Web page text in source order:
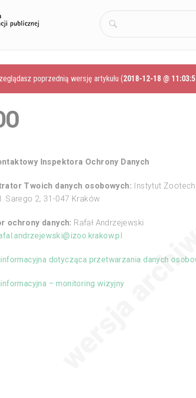
Szukaj:
poprzednią wersję artykułu (2018-12-18 @
Inspektora Ochrony Danych
Twoich danych osobowych: Instytut
Sarego 2, 31-047 Kraków
ochrony danych: Rafał Andrzejewski
dotycząca przetwarzania danych
– monitoring wizyjny